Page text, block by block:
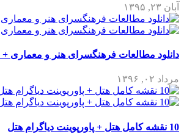
آبان ۲۳, ۱۳۹۵
دانلود مطالعات فرهنگسرای هنر و معماری +
مرداد ۰۲, ۱۳۹۶
10 نقشه کامل هتل + پاورپوینت دیاگرام هتل